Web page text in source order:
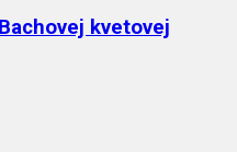
kvetovej